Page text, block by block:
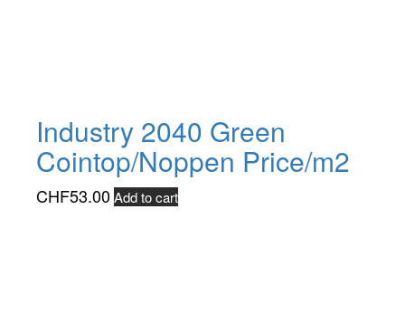
Industry 2040 Green
Cointop/Noppen Price/m2
CHF53.00Add to cart